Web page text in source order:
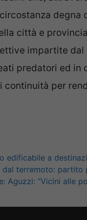
degna
città e
impartite dal
predatori ed in
continuità per
edificabile a
terremoto: partito
Aguzzi: “Vicini alle